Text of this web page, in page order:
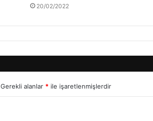
20/02/2022
Gerekli alanlar * ile işaretlenmişlerdir